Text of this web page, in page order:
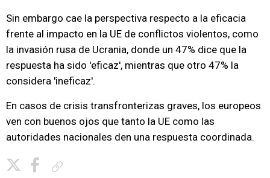
Sin embargo cae la perspectiva respecto a la eficacia
frente al impacto en la UE de conflictos violentos, como
la invasión rusa de Ucrania, donde un 47% dice que la
respuesta ha sido 'eficaz', mientras que otro 47% la
considera 'ineficaz'.
En casos de crisis transfronterizas graves, los europeos
ven con buenos ojos que tanto la UE como las
autoridades nacionales den una respuesta coordinada.